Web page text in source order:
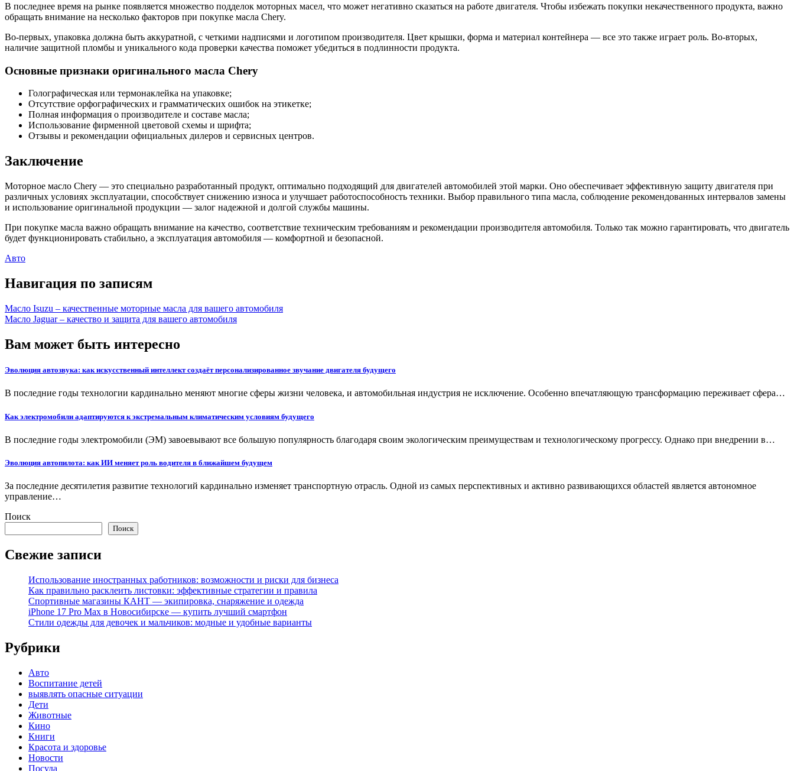
В последнее время на рынке появляется множество подделок моторных масел, что может негативно сказаться на работе двигателя. Чтобы избежать покупки некачественного продукта, важно
обращать внимание на несколько факторов при покупке масла Chery.
Во-первых, упаковка должна быть аккуратной, с четкими надписями и логотипом производителя. Цвет крышки, форма и материал контейнера — все это также играет роль. Во-вторых,
наличие защитной пломбы и уникального кода проверки качества поможет убедиться в подлинности продукта.
Основные признаки оригинального масла Chery
Голографическая или термонаклейка на упаковке;
Отсутствие орфографических и грамматических ошибок на этикетке;
Полная информация о производителе и составе масла;
Использование фирменной цветовой схемы и шрифта;
Отзывы и рекомендации официальных дилеров и сервисных центров.
Заключение
Моторное масло Chery — это специально разработанный продукт, оптимально подходящий для двигателей автомобилей этой марки. Оно обеспечивает эффективную защиту двигателя при
различных условиях эксплуатации, способствует снижению износа и улучшает работоспособность техники. Выбор правильного типа масла, соблюдение рекомендованных интервалов замены
и использование оригинальной продукции — залог надежной и долгой службы машины.
При покупке масла важно обращать внимание на качество, соответствие техническим требованиям и рекомендации производителя автомобиля. Только так можно гарантировать, что двигатель
будет функционировать стабильно, а эксплуатация автомобиля — комфортной и безопасной.
Авто
Навигация по записям
Масло Isuzu – качественные моторные масла для вашего автомобиля
Масло Jaguar – качество и защита для вашего автомобиля
Вам может быть интересно
Эволюция автозвука: как искусственный интеллект создаёт персонализированное звучание двигателя будущего
В последние годы технологии кардинально меняют многие сферы жизни человека, и автомобильная индустрия не исключение. Особенно впечатляющую трансформацию переживает сфера…
Как электромобили адаптируются к экстремальным климатическим условиям будущего
В последние годы электромобили (ЭМ) завоевывают все большую популярность благодаря своим экологическим преимуществам и технологическому прогрессу. Однако при внедрении в…
Эволюция автопилота: как ИИ меняет роль водителя в ближайшем будущем
За последние десятилетия развитие технологий кардинально изменяет транспортную отрасль. Одной из самых перспективных и активно развивающихся областей является автономное
управление…
Поиск
Поиск
Свежие записи
Использование иностранных работников: возможности и риски для бизнеса
Как правильно расклеить листовки: эффективные стратегии и правила
Спортивные магазины КАНТ — экипировка, снаряжение и одежда
iPhone 17 Pro Max в Новосибирске — купить лучший смартфон
Стили одежды для девочек и мальчиков: модные и удобные варианты
Рубрики
Авто
Воспитание детей
выявлять опасные ситуации
Дети
Животные
Кино
Книги
Красота и здоровье
Новости
Посуда